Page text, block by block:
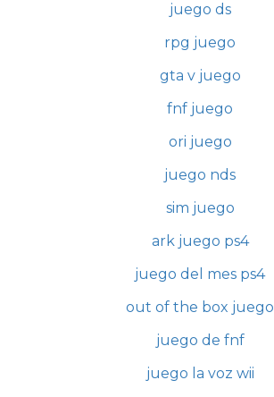
juego ds
rpg juego
gta v juego
fnf juego
ori juego
juego nds
sim juego
ark juego ps4
juego del mes ps4
out of the box juego
juego de fnf
juego la voz wii